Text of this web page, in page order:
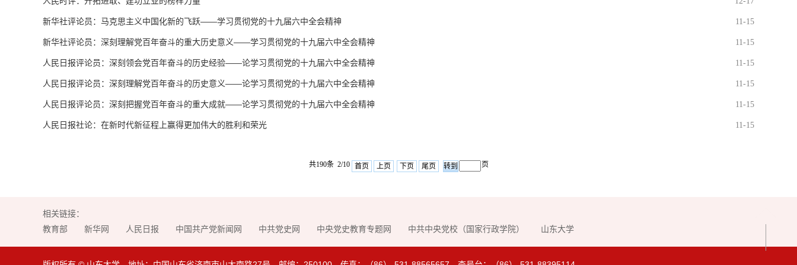
新华社评论员：马克思主义中国化新的飞跃——学习贯彻党的十九届六中全会精神 11-15
新华社评论员：深刻理解党百年奋斗的重大历史意义——学习贯彻党的十九届六中全会精神 11-15
人民日报评论员：深刻领会党百年奋斗的历史经验——论学习贯彻党的十九届六中全会精神 11-15
人民日报评论员：深刻理解党百年奋斗的历史意义——论学习贯彻党的十九届六中全会精神 11-15
人民日报评论员：深刻把握党百年奋斗的重大成就——论学习贯彻党的十九届六中全会精神 11-15
人民日报社论：在新时代新征程上赢得更加伟大的胜利和荣光 11-15
共190条 2/10 首页 上页 下页 尾页 页
相关链接：
教育部
新华网 人民日报 中国共产党新闻网 中共党史网 中央党史教育专题网 中共中央党校（国家行政学院） 山东大学